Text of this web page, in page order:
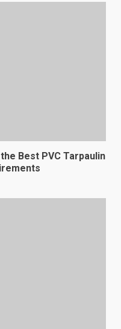
Best PVC Tarpaulin